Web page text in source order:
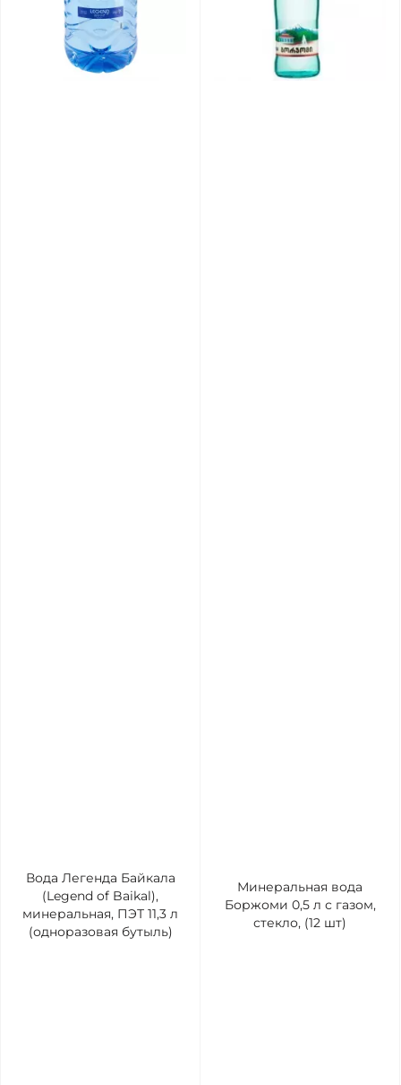
Вода Легенда Байкала
(Legend of Baikal),
минеральная, ПЭТ 11,3 л
(одноразовая бутыль)
Минеральная вода
Боржоми 0,5 л с газом,
стекло, (12 шт)